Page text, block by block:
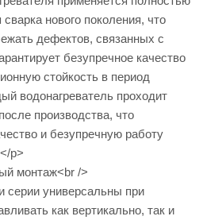
нового поколения, что
дефектов, связанных с
безупречное качество
стойкость в период
водонагреватель проходит
производства, что
и безупречную работу
p>
монтаж<br />
серии универсальны при
как вертикально, так и